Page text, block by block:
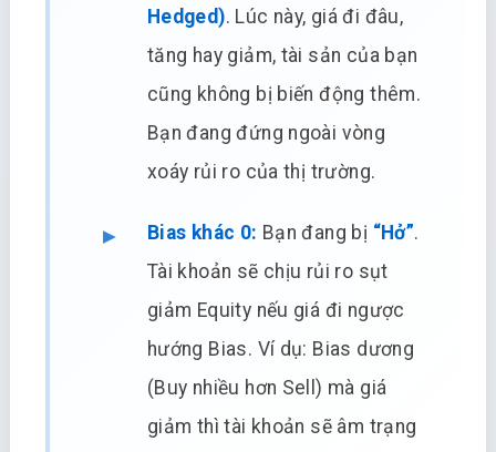
Hedged). Lúc này, giá đi đâu,
tăng hay giảm, tài sản của bạn
cũng không bị biến động thêm.
Bạn đang đứng ngoài vòng
xoáy rủi ro của thị trường.
Bias khác 0: Bạn đang bị “Hở”.
Tài khoản sẽ chịu rủi ro sụt
giảm Equity nếu giá đi ngược
hướng Bias. Ví dụ: Bias dương
(Buy nhiều hơn Sell) mà giá
giảm thì tài khoản sẽ âm trạng